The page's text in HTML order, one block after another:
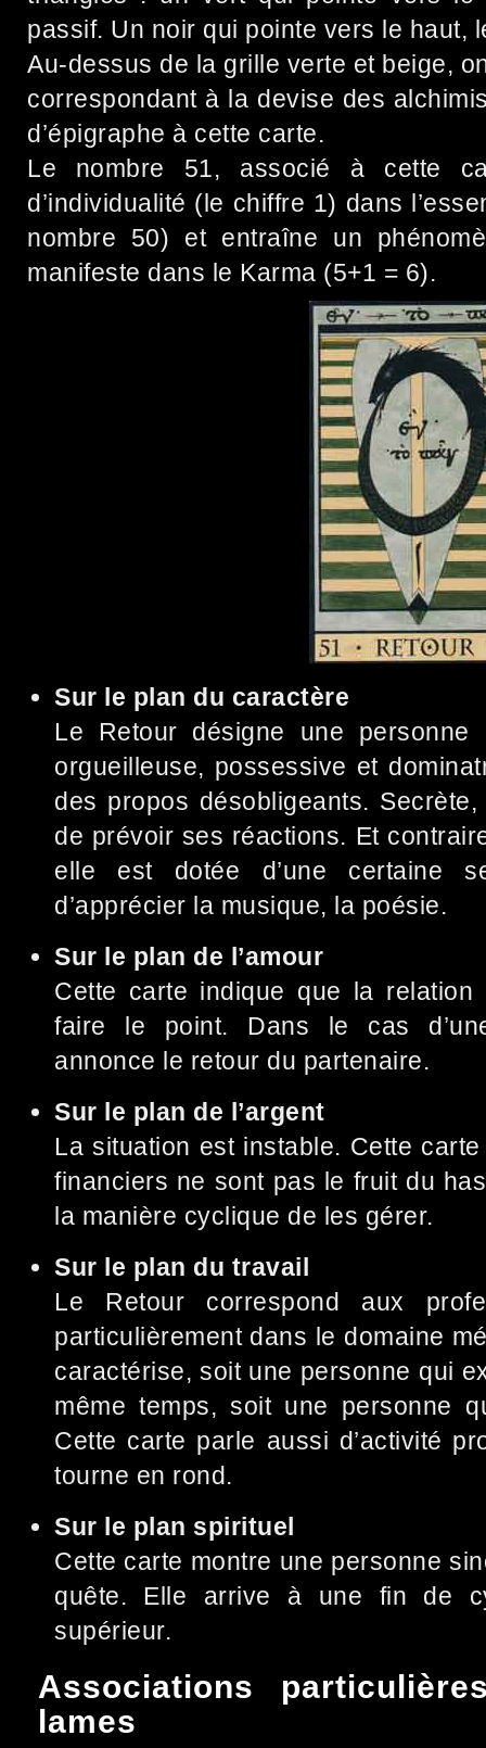
passif. Un noir qui pointe vers le haut,
Au-dessus de la grille verte et beige,
correspondant à la devise des
d’épigraphe à cette carte.
Le nombre 51, associé à cette
d’individualité (le chiffre 1) dans
nombre 50) et entraîne un
manifeste dans le Karma (5+1 = 6).
Sur le plan du caractère
Le Retour désigne une personne
orgueilleuse, possessive et
des propos désobligeants.
de prévoir ses réactions. Et
elle est dotée d’une certaine
d’apprécier la musique, la poésie.
Sur le plan de l’amour
Cette carte indique que la relation
faire le point. Dans le cas
annonce le retour du partenaire.
Sur le plan de l’argent
La situation est instable. Cette
financiers ne sont pas le fruit du
la manière cyclique de les gérer.
Sur le plan du travail
Le Retour correspond aux
particulièrement dans le domaine
caractérise, soit une personne qui
même temps, soit une personne
Cette carte parle aussi d’activité
tourne en rond.
Sur le plan spirituel
Cette carte montre une personne
quête. Elle arrive à une fin de
supérieur.
Associations
lames